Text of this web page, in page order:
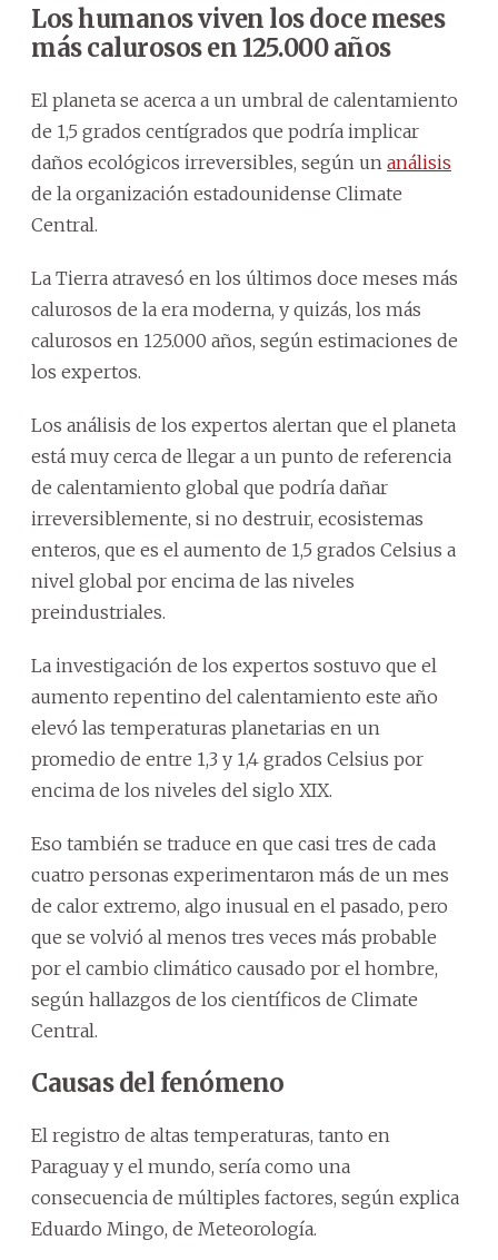
Los humanos viven los doce meses
más calurosos en 125.000 años
El planeta se acerca a un umbral de calentamiento
de 1,5 grados centígrados que podría implicar
daños ecológicos irreversibles, según un análisis
de la organización estadounidense Climate
Central.
La Tierra atravesó en los últimos doce meses más
calurosos de la era moderna, y quizás, los más
calurosos en 125.000 años, según estimaciones de
los expertos.
Los análisis de los expertos alertan que el planeta
está muy cerca de llegar a un punto de referencia
de calentamiento global que podría dañar
irreversiblemente, si no destruir, ecosistemas
enteros, que es el aumento de 1,5 grados Celsius a
nivel global por encima de las niveles
preindustriales.
La investigación de los expertos sostuvo que el
aumento repentino del calentamiento este año
elevó las temperaturas planetarias en un
promedio de entre 1,3 y 1,4 grados Celsius por
encima de los niveles del siglo XIX.
Eso también se traduce en que casi tres de cada
cuatro personas experimentaron más de un mes
de calor extremo, algo inusual en el pasado, pero
que se volvió al menos tres veces más probable
por el cambio climático causado por el hombre,
según hallazgos de los científicos de Climate
Central.
Causas del fenómeno
El registro de altas temperaturas, tanto en
Paraguay y el mundo, sería como una
consecuencia de múltiples factores, según explica
Eduardo Mingo, de Meteorología.